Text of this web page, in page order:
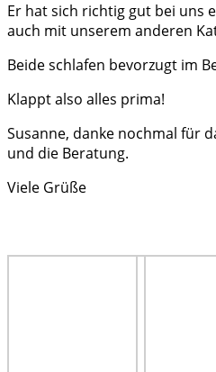
Er hat sich richtig gut bei uns
auch mit unserem anderen
Beide schlafen bevorzugt im
Klappt also alles prima!
Susanne, danke nochmal für
und die Beratung.
Viele Grüße